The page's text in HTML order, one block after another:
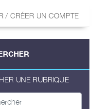
/ CRÉER UN COMPTE
UNE RUBRIQUE